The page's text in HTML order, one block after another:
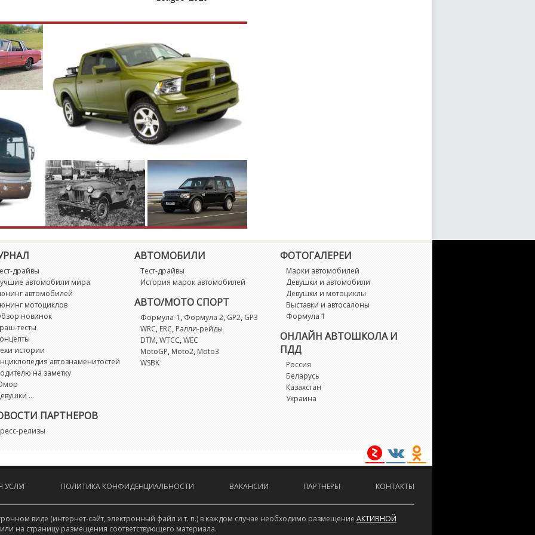
Lafesta
Langley
драйвы
автомобили мира
автомобилей
мотоциклов
новинок
тесты
истории
автознаменитостей
на заметку
...
ПАРТНЕРОВ
релизы
АВТОМОБИЛИ
Тест-драйвы
История марок автомобилей
АВТО/МОТО СПОРТ
Формула-1 , Формула 2, GP2, GP3
WRC,ERC,Ралли-рейды
DTM,WTCC,WEC
MotoGP,Moto2,Moto3
WSBK
ФОТОГАЛЕРЕИ
Марки автомобилей
Девушки и автомобили
Девушки и мотоциклы
Выставки и автосалоны
Формула 1
ОНЛАЙН АВТОШКОЛА И
ПДД
Россия
Беларусь
Казахстан
Украина
УСЛУГ ПОЛИТИКА КОНФИДЕНЦИАЛЬНОСТИ ВАКАНСИИ ПАРТНЕРЫ КОНТАКТЫ
виде (интернет-сайт, электронный файл и т. п.) в каждом случае необходимо размещение АКТИВНОЙ
на страницу размещения соответствующего материала.